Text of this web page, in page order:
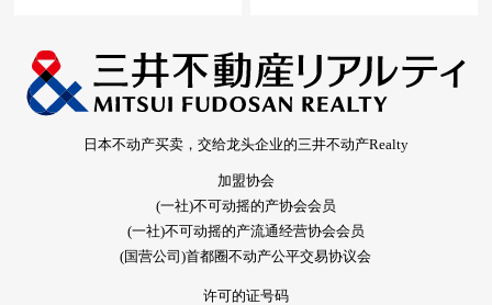
日本不动产买卖，交给龙头企业的三井不动产Realty
加盟协会
(一社)不可动摇的产协会会员
(一社)不可动摇的产流通经营协会会员
(国营公司)首都圈不动产公平交易协议会
许可的证号码